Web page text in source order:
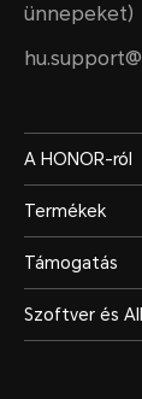
ünnepeket)
A HONOR-ról
Termékek
Támogatás
Szoftver és